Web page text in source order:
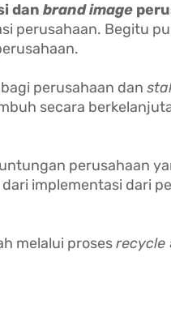
dan brand image
perusahaan. Begitu
perusahaan dan
secara
perusahaan
implementasi dari
melalui prosesrecycle